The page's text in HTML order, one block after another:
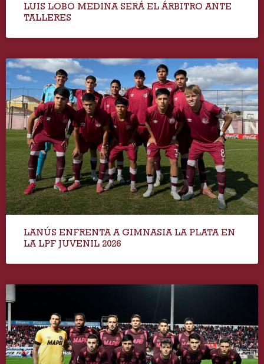
LUIS LOBO MEDINA SERÁ EL ÁRBITRO ANTE
TALLERES
LANÚS ENFRENTA A GIMNASIA LA PLATA EN
LA LPF JUVENIL 2026